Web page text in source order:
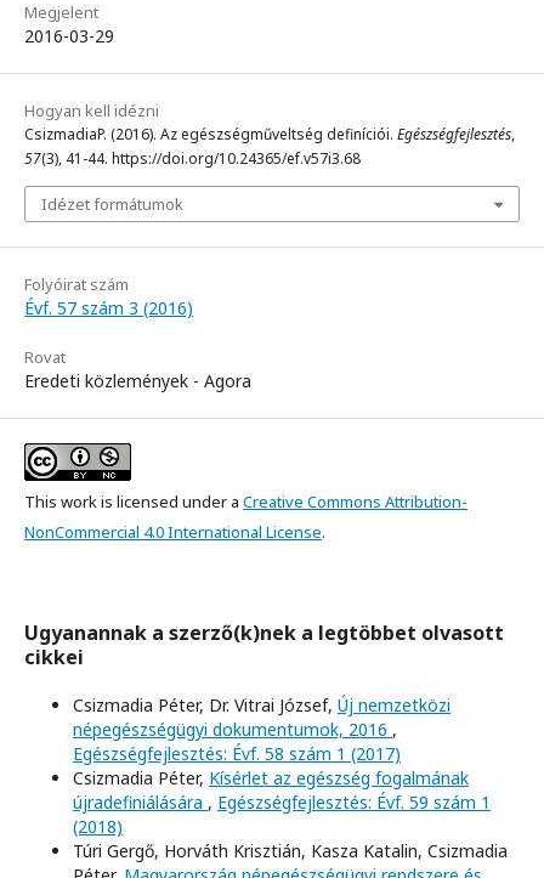
Megjelent
2016-03-29
Hogyan kell idézni
CsizmadiaP. (2016). Az egészségműveltség definíciói. Egészségfejlesztés,
57(3), 41-44. https://doi.org/10.24365/ef.v57i3.68
Idézet formátumok
Folyóirat szám
Évf. 57 szám 3 (2016)
Rovat
Eredeti közlemények - Agora
This work is licensed under a Creative Commons Attribution-
NonCommercial 4.0 International License.
Ugyanannak a szerző(k)nek a legtöbbet olvasott
cikkei
Csizmadia Péter, Dr. Vitrai József, Új nemzetközi
népegészségügyi dokumentumok, 2016 ,
Egészségfejlesztés: Évf. 58 szám 1 (2017)
Csizmadia Péter, Kísérlet az egészség fogalmának
újradefiniálására , Egészségfejlesztés: Évf. 59 szám 1
(2018)
Túri Gergő, Horváth Krisztián, Kasza Katalin, Csizmadia